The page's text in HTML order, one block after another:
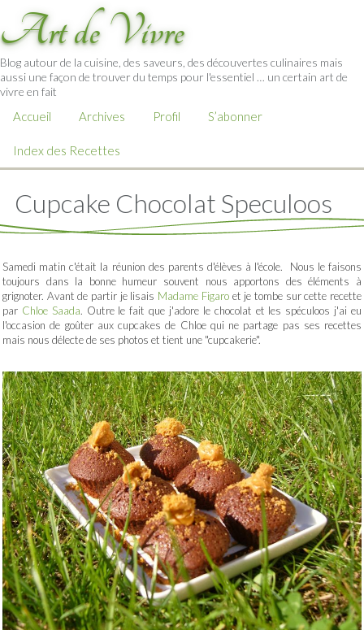
Art de Vivre
Blog autour de la cuisine, des saveurs, des découvertes culinaires mais
aussi une façon de trouver du temps pour l'essentiel … un certain art de
vivre en fait
Accueil Archives Profil S’abonner
Index des Recettes
Cupcake Chocolat Speculoos
Samedi matin c'était la réunion des parents d'élèves à l'école. Nous le faisons
toujours dans la bonne humeur souvent nous apportons des éléments à
grignoter. Avant de partir je lisais Madame Figaroet je tombe sur cette recette
par Chloe Saada. Outre le fait que j'adore le chocolat et les spéculoos j'ai eu
l'occasion de goûter aux cupcakes de Chloe qui ne partage pas ses recettes
mais nous délecte de ses photos et tient une "cupcakerie".